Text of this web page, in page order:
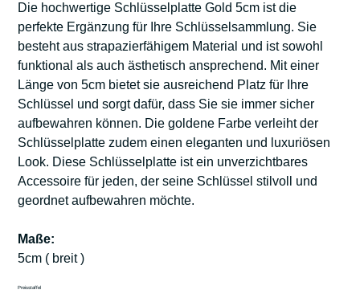
Die hochwertige Schlüsselplatte Gold 5cm ist die
perfekte Ergänzung für Ihre Schlüsselsammlung. Sie
besteht aus strapazierfähigem Material und ist sowohl
funktional als auch ästhetisch ansprechend. Mit einer
Länge von 5cm bietet sie ausreichend Platz für Ihre
Schlüssel und sorgt dafür, dass Sie sie immer sicher
aufbewahren können. Die goldene Farbe verleiht der
Schlüsselplatte zudem einen eleganten und luxuriösen
Look. Diese Schlüsselplatte ist ein unverzichtbares
Accessoire für jeden, der seine Schlüssel stilvoll und
geordnet aufbewahren möchte.
Maße:
5cm ( breit )
Preisstaffel